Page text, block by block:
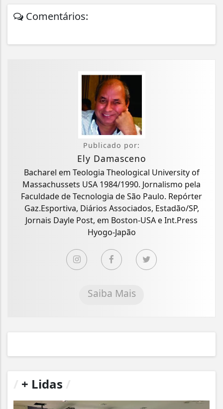
Comentários:
Publicado por:
Ely Damasceno
Bacharel em Teologia Theological University of
Massachussets USA 1984/1990. Jornalismo pela
Faculdade de Tecnologia de São Paulo. Repórter
Gaz.Esportiva, Diários Associados, Estadão/SP,
Jornais Dayle Post, em Boston-USA e Int.Press
Hyogo-Japão
Saiba Mais
+ Lidas